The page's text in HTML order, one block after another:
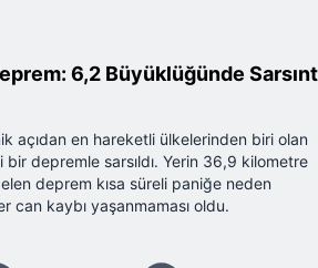
6,2 Büyüklüğünde
açıdan en hareketli ülkelerinden biri olan
depremle sarsıldı. Yerin 36,9 kilometre
deprem kısa süreli paniğe neden
can kaybı yaşanmaması oldu.